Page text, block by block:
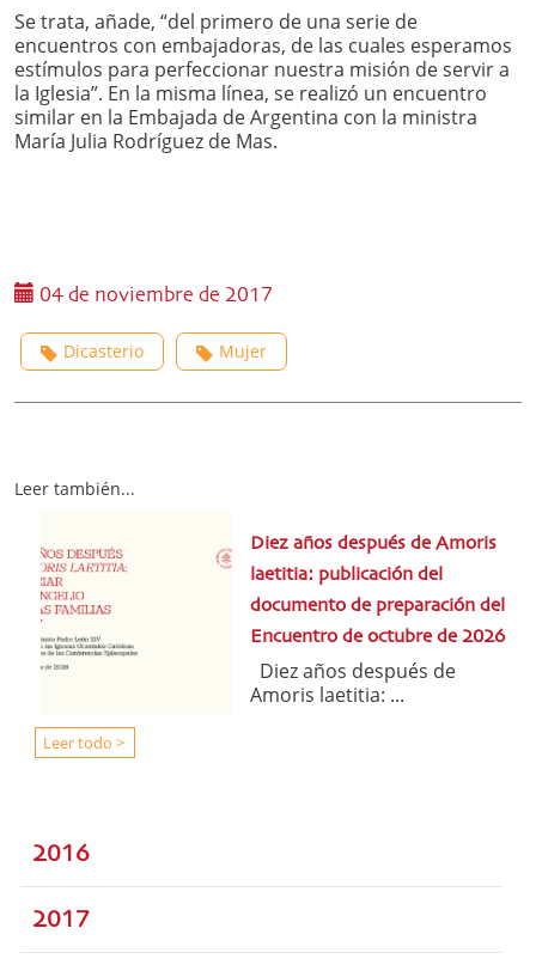
Se trata, añade, “del primero de una serie de
encuentros con embajadoras, de las cuales esperamos
estímulos para perfeccionar nuestra misión de servir a
la Iglesia”. En la misma línea, se realizó un encuentro
similar en la Embajada de Argentina con la ministra
María Julia Rodríguez de Mas.
04 de noviembre de 2017
Dicasterio Mujer
Leer también...
Diez años después de Amoris
laetitia: publicación del
documento de preparación del
Encuentro de octubre de 2026
Diez años después de
Amoris laetitia: ...
Leer todo >
2016
2017